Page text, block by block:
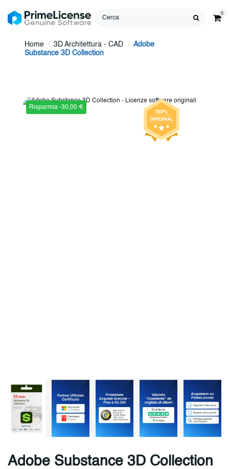
0
Home 3D Architettura - CAD
Adobe
Substance 3D Collection
Risparmia -30,00 €
Adobe Substance 3D Collection